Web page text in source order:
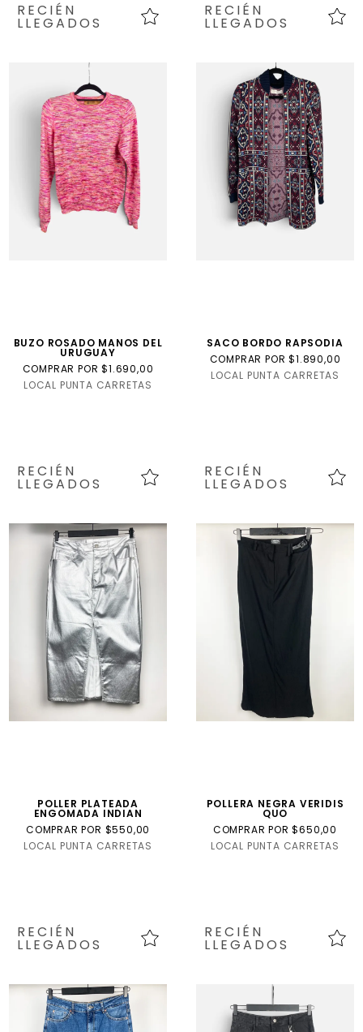
RECIÉN
LLEGADOS
BUZO ROSADO MANOS DEL
URUGUAY
COMPRAR POR $1.690,00
LOCAL PUNTA CARRETAS
RECIÉN
LLEGADOS
SACO BORDO RAPSODIA
COMPRAR POR $1.890,00
LOCAL PUNTA CARRETAS
RECIÉN
LLEGADOS
POLLER PLATEADA
ENGOMADA INDIAN
COMPRAR POR $550,00
LOCAL PUNTA CARRETAS
RECIÉN
LLEGADOS
POLLERA NEGRA VERIDIS
QUO
COMPRAR POR $650,00
LOCAL PUNTA CARRETAS
RECIÉN
LLEGADOS
RECIÉN
LLEGADOS